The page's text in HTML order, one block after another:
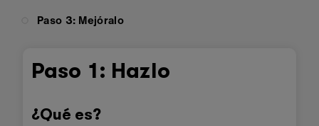
Paso 3: Mejóralo
Paso 1: Hazlo
¿Qué es?